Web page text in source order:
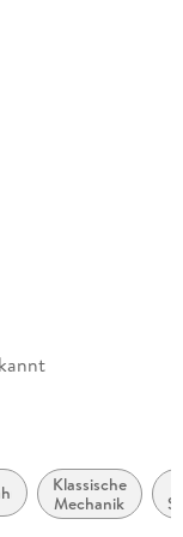
Klassische
Mechanik